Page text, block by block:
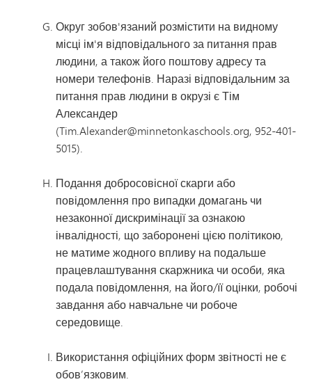
Округ зобов'язаний розмістити на видному
місці ім'я відповідального за питання прав
людини, а також його поштову адресу та
номери телефонів. Наразі відповідальним за
питання прав людини в окрузі є Тім
Александер
(Tim.Alexander@minnetonkaschools.org, 952-401-
5015).
Подання добросовісної скарги або
повідомлення про випадки домагань чи
незаконної дискримінації за ознакою
інвалідності, що заборонені цією політикою,
не матиме жодного впливу на подальше
працевлаштування скаржника чи особи, яка
подала повідомлення, на його/її оцінки, робочі
завдання або навчальне чи робоче
середовище.
Використання офіційних форм звітності не є
обов’язковим.